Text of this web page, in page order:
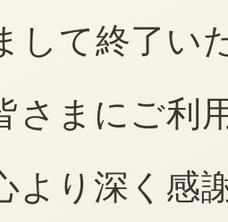
して終了い
さまにご利
より深く感